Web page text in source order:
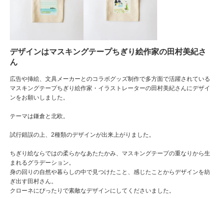
デザインはマスキングテープちぎり絵作家の田村美紀さ
ん
広告や挿絵、文具メーカーとのコラボグッズ制作で多方面で活躍されている
マスキングテープちぎり絵作家・イラストレーターの田村美紀さんにデザイ
ンをお願いしました。
テーマは鎌倉と北欧。
試行錯誤の上、2種類のデザインが出来上がりました。
ちぎり絵ならではの柔らかなあたたかみ、マスキングテープの重なりから生
まれるグラデーション。
身の回りの自然や暮らしの中で見つけたこと、感じたことからデザインを紡
ぎ出す田村さん。
クローネにぴったりで素敵なデザインにしてくださいました。